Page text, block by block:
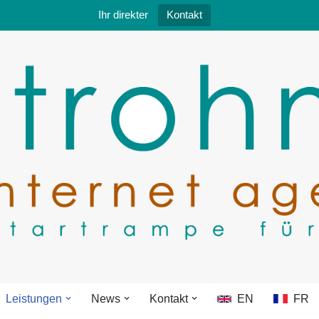
Ihr direkter Kontakt
Leistungen News Kontakt EN FR